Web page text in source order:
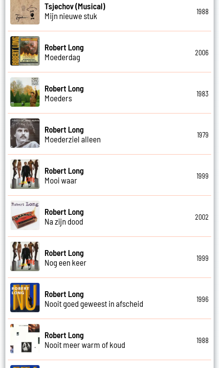
Tsjechov (Musical)
Mijn nieuwe stuk
1988
Robert Long
Moederdag
2006
Robert Long
Moeders
1983
Robert Long
Moederziel alleen
1979
Robert Long
Mooi waar
1999
Robert Long
Na zijn dood
2002
Robert Long
Nog een keer
1999
Robert Long
Nooit goed geweest in afscheid
1996
Robert Long
Nooit meer warm of koud
1988